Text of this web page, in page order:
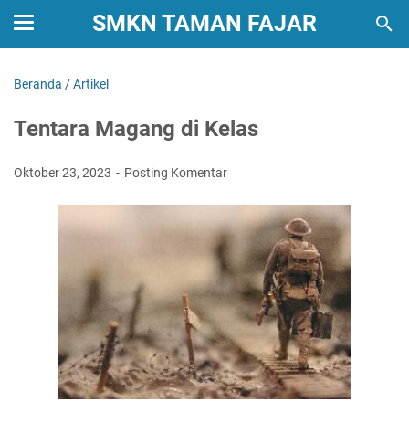
SMKN TAMAN FAJAR
Beranda /Artikel
Tentara Magang di Kelas
Oktober 23, 2023 Posting Komentar